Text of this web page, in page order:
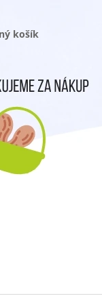
košík